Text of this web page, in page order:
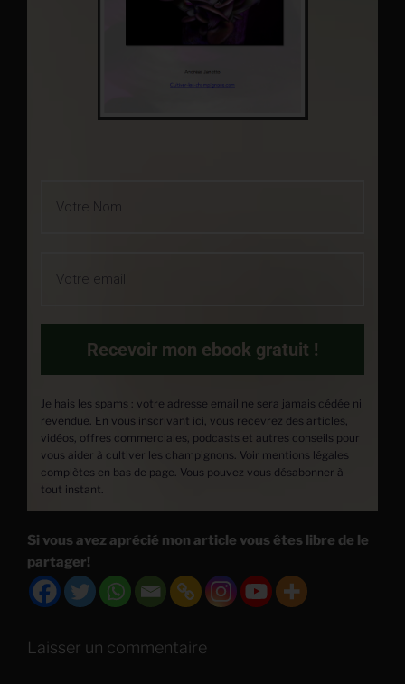
Recevoir mon ebook gratuit !
Je hais les spams : votre adresse email ne sera jamais cédée ni
revendue. En vous inscrivant ici, vous recevrez des articles,
vidéos, offres commerciales, podcasts et autres conseils pour
vous aider à cultiver les champignons. Voir mentions légales
complètes en bas de page. Vous pouvez vous désabonner à
tout instant.
Si vous avez aprécié mon article vous êtes libre de le
partager!
Laisser un commentaire